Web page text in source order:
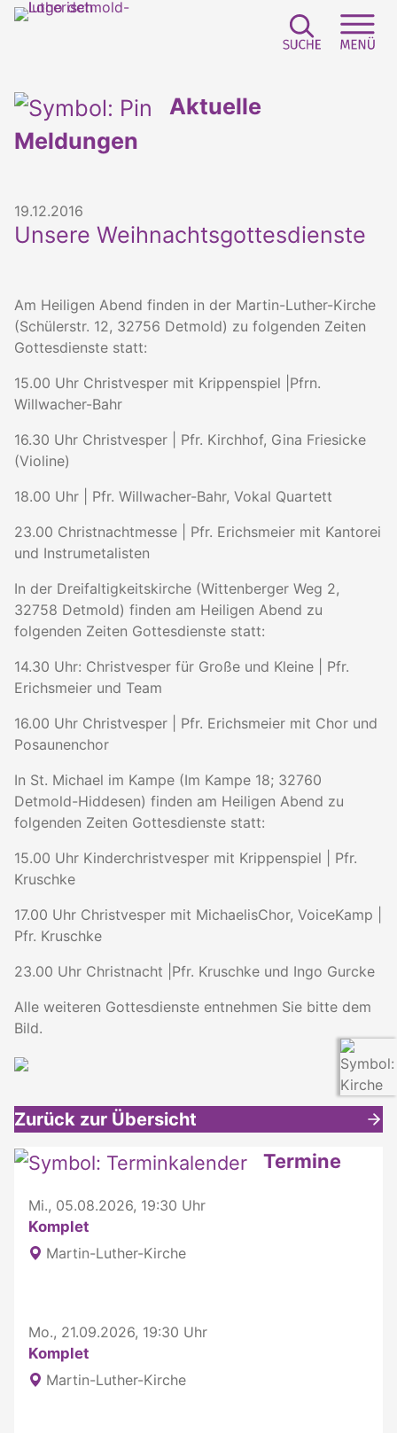
Aktuelle
Meldungen
19.12.2016
Unsere Weihnachtsgottesdienste
Am Heiligen Abend finden in der Martin-Luther-Kirche
(Schülerstr. 12, 32756 Detmold) zu folgenden Zeiten
Gottesdienste statt:
15.00 Uhr Christvesper mit Krippenspiel |Pfrn.
Willwacher-Bahr
16.30 Uhr Christvesper | Pfr. Kirchhof, Gina Friesicke
(Violine)
18.00 Uhr | Pfr. Willwacher-Bahr, Vokal Quartett
23.00 Christnachtmesse | Pfr. Erichsmeier mit Kantorei
und Instrumetalisten
In der Dreifaltigkeitskirche (Wittenberger Weg 2,
32758 Detmold) finden am Heiligen Abend zu
folgenden Zeiten Gottesdienste statt:
14.30 Uhr: Christvesper für Große und Kleine | Pfr.
Erichsmeier und Team
16.00 Uhr Christvesper | Pfr. Erichsmeier mit Chor und
Posaunenchor
In St. Michael im Kampe (Im Kampe 18; 32760
Detmold-Hiddesen) finden am Heiligen Abend zu
folgenden Zeiten Gottesdienste statt:
15.00 Uhr Kinderchristvesper mit Krippenspiel | Pfr.
Kruschke
17.00 Uhr Christvesper mit MichaelisChor, VoiceKamp |
Pfr. Kruschke
23.00 Uhr Christnacht |Pfr. Kruschke und Ingo Gurcke
Alle weiteren Gottesdienste entnehmen Sie bitte dem
Bild.
Zurück zur Übersicht
Weitere interessante Inhalte Termine
Mi., 05.08.2026, 19:30 Uhr
Komplet
Martin-Luther-Kirche
Mo., 21.09.2026, 19:30 Uhr
Komplet
Martin-Luther-Kirche